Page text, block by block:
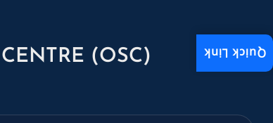
(OSC)
Quick Link